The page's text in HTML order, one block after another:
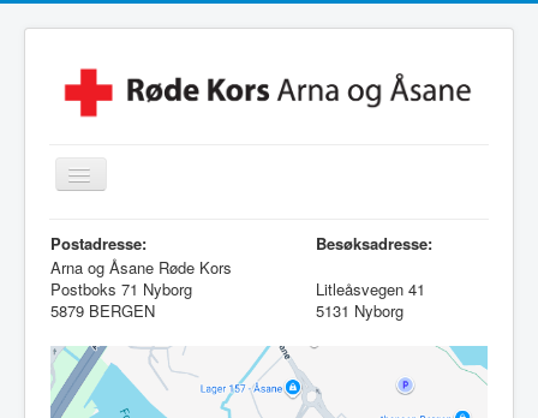
Skjul/Vis
navigasjon
Hjem
Lokalforening
Leksehjelpen
Beredskapsvakt
Hjelpekorps
Postadresse:
Besøksadresse:
Arna og Åsane Røde Kors
Postboks 71 Nyborg
5879 BERGEN
Litleåsvegen 41
5131 Nyborg